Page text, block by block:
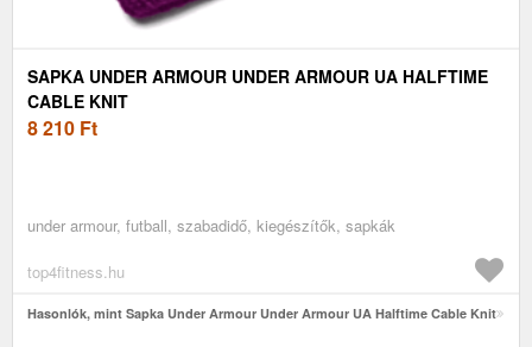
SAPKA UNDER ARMOUR UNDER ARMOUR UA HALFTIME
CABLE KNIT
8 210 Ft
under armour, futball, szabadidő, kiegészítők, sapkák
top4fitness.hu
Hasonlók, mint Sapka Under Armour Under Armour UA Halftime Cable Knit